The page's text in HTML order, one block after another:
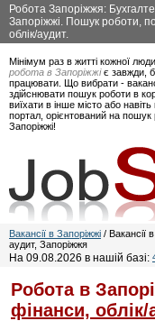
Робота Запоріжжя:
Запоріжжі. Пошук роботи,
облік/аудит.
Мінімум раз в житті кожної
робота в Запоріжжіє завжди,
працювати. Що вибрати -
здійснювати пошук роботи в
виїхати в інше місто або
портал, орієнтований на
Запоріжжі!
Вакансії в Запоріжжі / Вакансії
аудит, Запоріжжя
На 09.08.2026 в нашій базі:
Робота в
фінанси, облік/